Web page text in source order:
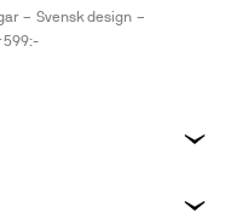
Svensk design
599:-